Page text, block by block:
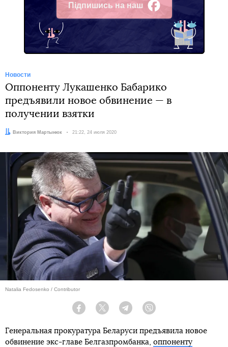
Підпишись на наш
Facebook
Новости
Оппоненту Лукашенко Бабарико
предъявили новое обвинение — в
получении взятки
Автор:Виктория Мартынюк Дата:
21:22, 24 июля 2020
Natalia Fedosenko / Contributor
Facebook Twitter Telegram
Генеральная прокуратура Беларуси предъявила новое
обвинение экс-главе Белгазпромбанка, оппоненту